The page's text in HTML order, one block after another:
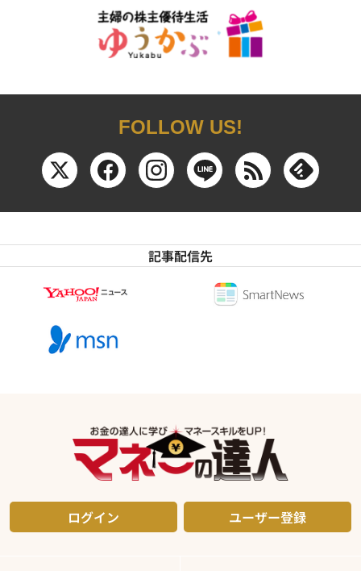
FOLLOW US!
記事配信先
ログイン ユーザー登録